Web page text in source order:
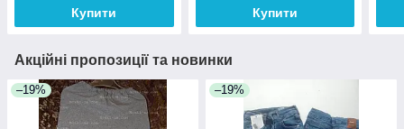
Купити Купити
Акційні пропозиції та новинки
–19% –19%